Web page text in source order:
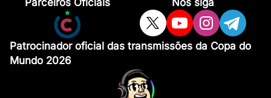
Patrocinador oficial das transmissões da Copa do
Mundo 2026